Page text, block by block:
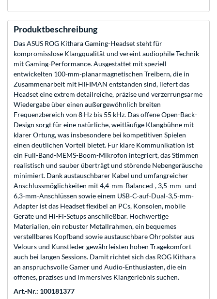
Produktbeschreibung
Das ASUS ROG Kithara Gaming-Headset steht für
kompromisslose Klangqualität und vereint audiophile Technik
mit Gaming-Performance. Ausgestattet mit speziell
entwickelten 100-mm-planarmagnetischen Treibern, die in
Zusammenarbeit mit HIFIMAN entstanden sind, liefert das
Headset eine extrem detailreiche, präzise und verzerrungsarme
Wiedergabe über einen außergewöhnlich breiten
Frequenzbereich von 8 Hz bis 55 kHz. Das offene Open-Back-
Design sorgt für eine natürliche, weitläufige Klangbühne mit
klarer Ortung, was insbesondere bei kompetitiven Spielen
einen deutlichen Vorteil bietet. Für klare Kommunikation ist
ein Full-Band-MEMS-Boom-Mikrofon integriert, das Stimmen
realistisch und sauber überträgt und störende Nebengeräusche
minimiert. Dank austauschbarer Kabel und umfangreicher
Anschlussmöglichkeiten mit 4,4-mm-Balanced-, 3,5-mm- und
6,3-mm-Anschlüssen sowie einem USB-C-auf-Dual-3,5-mm-
Adapter ist das Headset flexibel an PCs, Konsolen, mobile
Geräte und Hi-Fi-Setups anschließbar. Hochwertige
Materialien, ein robuster Metallrahmen, ein bequemes
verstellbares Kopfband sowie austauschbare Ohrpolster aus
Velours und Kunstleder gewährleisten hohen Tragekomfort
auch bei langen Sessions. Damit richtet sich das ROG Kithara
an anspruchsvolle Gamer und Audio-Enthusiasten, die ein
offenes, präzises und immersives Klangerlebnis suchen.
Art.-Nr.: 100181377